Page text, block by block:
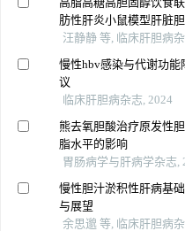
肪性肝炎小鼠模型肝脏
汪静静 等, 临床肝胆病
慢性hbv感染与代谢功
议
临床肝胆病杂志, 2024
熊去氧胆酸治疗原发性
脂水平的影响
胃肠病学与肝病学杂志,
慢性胆汁淤积性肝病基
与展望
余思邈 等, 临床肝胆病